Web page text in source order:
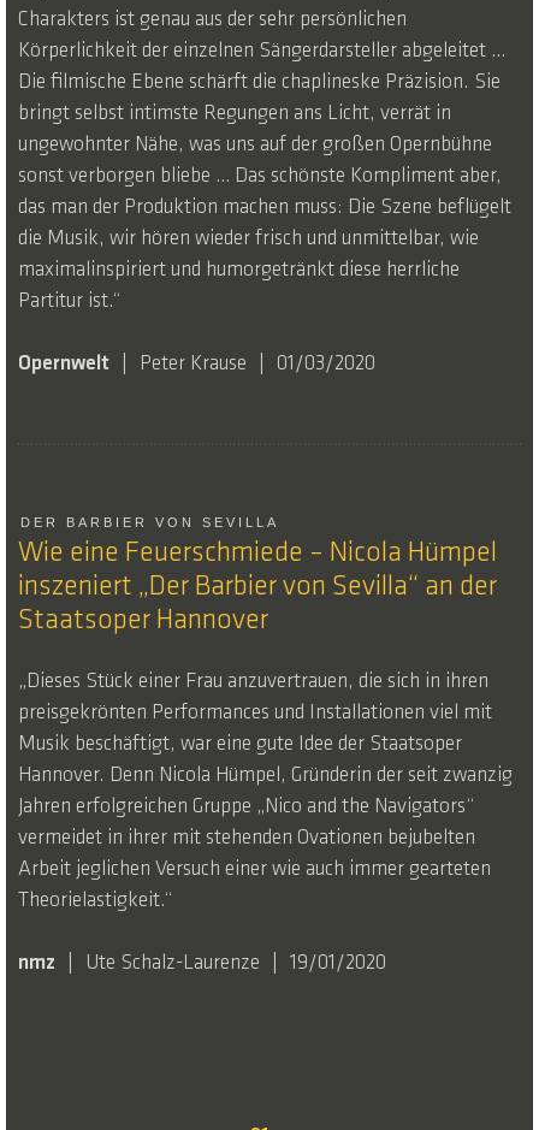
Charakters ist genau aus der sehr persönlichen
Körperlichkeit der einzelnen Sängerdarsteller abgeleitet …
Die filmische Ebene schärft die chaplineske Präzision. Sie
bringt selbst intimste Regungen ans Licht, verrät in
ungewohnter Nähe, was uns auf der großen Opernbühne
sonst verborgen bliebe … Das schönste Kompliment aber,
das man der Produktion machen muss: Die Szene beflügelt
die Musik, wir hören wieder frisch und unmittelbar, wie
maximalinspiriert und humorgetränkt diese herrliche
Partitur ist.“
Opernwelt Peter Krause 01/03/2020
DER BARBIER VON SEVILLA
Wie eine Feuerschmiede – Nicola Hümpel
inszeniert „Der Barbier von Sevilla“ an der
Staatsoper Hannover
„Dieses Stück einer Frau anzuvertrauen, die sich in ihren
preisgekrönten Performances und Installationen viel mit
Musik beschäftigt, war eine gute Idee der Staatsoper
Hannover. Denn Nicola Hümpel, Gründerin der seit zwanzig
Jahren erfolgreichen Gruppe „Nico and the Navigators“
vermeidet in ihrer mit stehenden Ovationen bejubelten
Arbeit jeglichen Versuch einer wie auch immer gearteten
Theorielastigkeit.“
nmz Ute Schalz-Laurenze 19/01/2020